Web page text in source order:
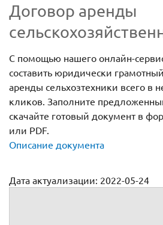
Договор аренды
С помощью нашего онлайн-
составить юридически
аренды сельхозтехники всего в
кликов. Заполните
скачайте готовый документ в
или PDF.
Описание документа
Дата актуализации: 2022-05-24